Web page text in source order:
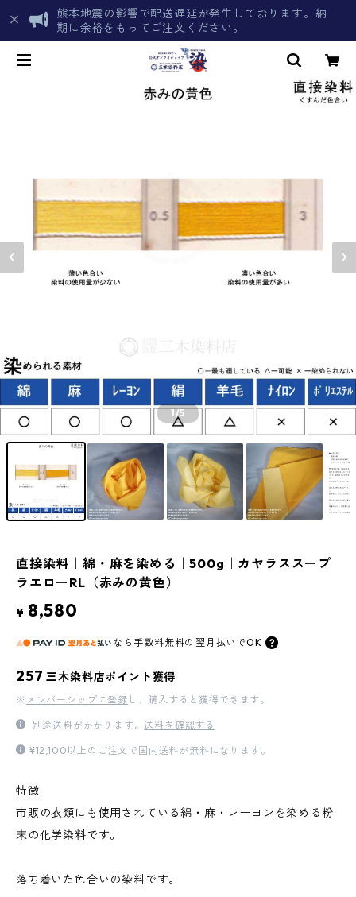
熊本地震の影響で配送遅延が発生しております。納
期に余裕をもってご注文ください。
1/5
直接染料｜綿・麻を染める｜500g｜カヤラススープ
ラエローRL（赤みの黄色）
¥ 8,580
なら 手数料無料の 翌月払いでOK
257 三木染料店ポイント獲得
※ メンバーシップに登録 し、購入すると獲得できます。
別途送料がかかります。送料を確認する
¥12,100以上のご注文で国内送料が無料になります。
特徴
市販の衣類にも使用されている綿・麻・レーヨンを染める粉
末の化学染料です。
落ち着いた色合いの染料です。